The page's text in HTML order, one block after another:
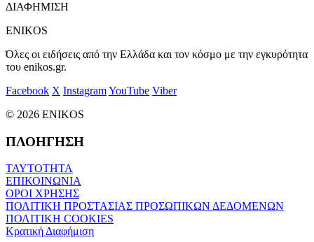
ΔΙΑΦΗΜΙΣΗ
ENIKOS
Όλες οι ειδήσεις από την Ελλάδα και τον κόσμο με την εγκυρότητα
του enikos.gr.
Facebook X InstagramYouTube Viber
© 2026 ENIKOS
ΠΛΟΗΓΗΣΗ
ΤΑΥΤΟΤΗΤΑ
ΕΠΙΚΟΙΝΩΝΙΑ
ΟΡΟΙ ΧΡΗΣΗΣ
ΠΟΛΙΤΙΚΗ ΠΡΟΣΤΑΣΙΑΣ ΠΡΟΣΩΠΙΚΩΝ ΔΕΔΟΜΕΝΩΝ
ΠΟΛΙΤΙΚΗ COOKIES
Κρατική Διαφήμιση